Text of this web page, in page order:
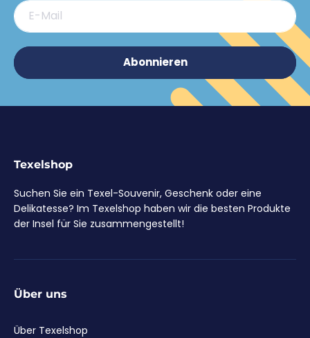
E-Mail
Abonnieren
Texelshop
Suchen Sie ein Texel-Souvenir, Geschenk oder eine
Delikatesse? Im Texelshop haben wir die besten Produkte
der Insel für Sie zusammengestellt!
Über uns
Über Texelshop